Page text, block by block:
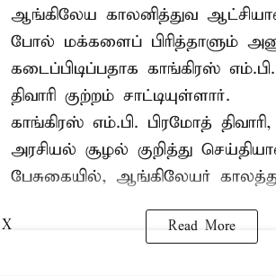
ஆங்கிலேய காலனித்துவ
போல் மக்களைப் பிரித்தாளும்
கடைப்பிடிப்பதாக காங்கிரஸ்
திவாரி குற்றம் சாட்டியுள்ளார்.
காங்கிரஸ் எம்.பி. பிரமோத்
அரசியல் சூழல் குறித்து
பேசுகையில், ஆங்கிலேயர்
Read More
X